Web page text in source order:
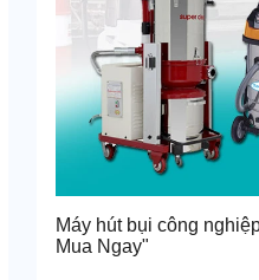
Máy hút bụi công
Mua Ngay"